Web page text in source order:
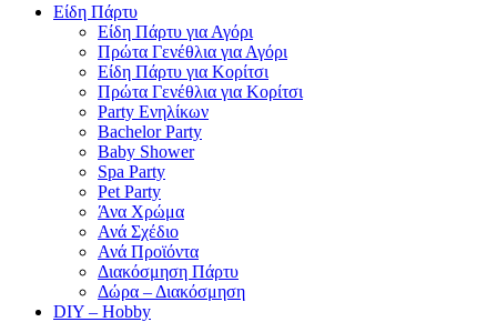
Είδη Πάρτυ
Είδη Πάρτυ για Αγόρι
Πρώτα Γενέθλια για Αγόρι
Είδη Πάρτυ για Κορίτσι
Πρώτα Γενέθλια για Κορίτσι
Party Ενηλίκων
Bachelor Party
Baby Shower
Spa Party
Pet Party
Άνα Χρώμα
Ανά Σχέδιο
Ανά Προϊόντα
Διακόσμηση Πάρτυ
Δώρα – Διακόσμηση
DIY – Hobby